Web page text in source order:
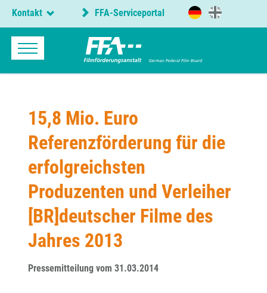
Kontakt FFA-Serviceportal
15,8 Mio. Euro
Referenzförderung für die
erfolgreichsten
Produzenten und Verleiher
[BR]deutscher Filme des
Jahres 2013
Pressemitteilung vom 31.03.2014